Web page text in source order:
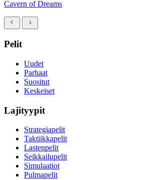
Cavern of Dreams
Pelit
Uudet
Parhaat
Suositut
Keskeiset
Lajityypit
Strategiapelit
Taktiikkapelit
Lastenpelit
Seikkailupelit
Simulaatiot
Pulmapelit